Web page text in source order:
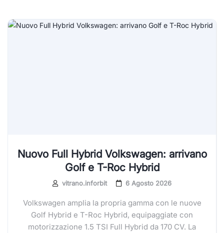
Nuovo Full Hybrid Volkswagen: arrivano
Golf e T-Roc Hybrid
vitrano.inforbit 6 Agosto 2026
Volkswagen amplia la propria gamma con le nuove
Golf Hybrid e T-Roc Hybrid, equipaggiate con
motorizzazione 1.5 TSI Full Hybrid da 170 CV. La